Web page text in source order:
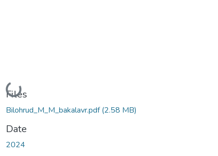
Loading...
Files
Bilohrud_M_M_bakalavr.pdf(2.58 MB)
Date
2024